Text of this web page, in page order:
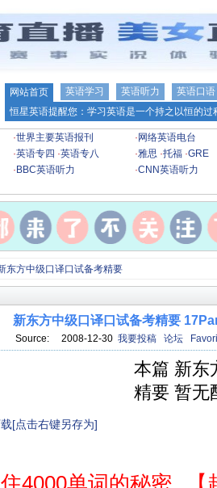
网站首页 英语学习 英语听力
英语口语
恒星英语提醒您：学习英语是一个持之以恒的
·世界主要英语报刊 · 网络英语电台
·英语专四 ·英语专八 ·雅思 ·托福 ·GRE
· BBC英语听力 ·CNN英语听力
东方中级口译口试备考精要
新东方中级口译口试备考精要
Source: 2008-12-30 我要投稿 论坛
[点击右键另存为]
本篇 新东
精要 暂无
住4000单词的秘密